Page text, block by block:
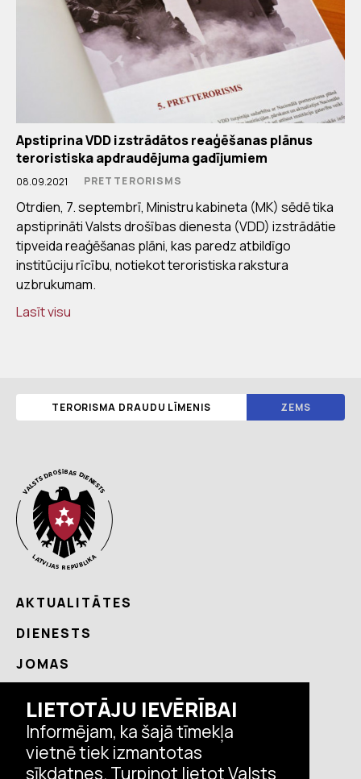
LIETOTĀJU IEVĒRĪBAI
Informējam, ka šajā tīmekļa
vietnē tiek izmantotas
sīkdatnes. Turpinot lietot Valsts
Apstiprina VDD izstrādātos reaģēšanas plānus
teroristiska apdraudējuma gadījumiem
08.09.2021 PRETTERORISMS
Otrdien, 7. septembrī, Ministru kabineta (MK) sēdē tika
apstiprināti Valsts drošības dienesta (VDD) izstrādātie
tipveida reaģēšanas plāni, kas paredz atbildīgo
institūciju rīcību, notiekot teroristiska rakstura
uzbrukumam.
Lasīt visu
TERORISMA DRAUDU LĪMENIS ZEMS
AKTUALITĀTES
DIENESTS
JOMAS
KONTAKTI